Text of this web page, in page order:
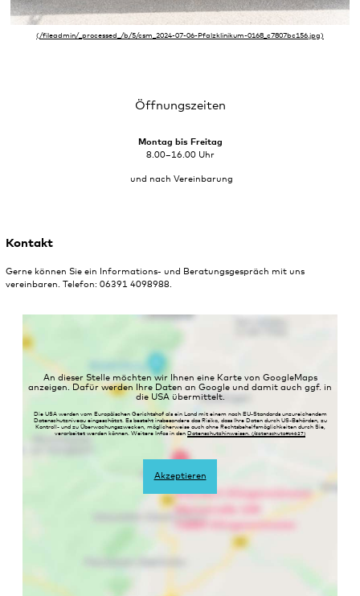
Öffnungszeiten
Montag bis Freitag
8.00–16.00 Uhr
und nach Vereinbarung
Kontakt
Gerne können Sie ein Informations- und Beratungsgespräch mit uns
vereinbaren. Telefon: 06391 4098988.
An dieser Stelle möchten wir Ihnen eine Karte von GoogleMaps
anzeigen. Dafür werden Ihre Daten an Google und damit auch ggf. in
die USA übermittelt.
Die USA werden vom Europäischen Gerichtshof als ein Land mit einem nach EU-Standards unzureichendem
Datenschutzniveau eingeschätzt. Es besteht insbesondere das Risiko, dass Ihre Daten durch US-Behörden, zu
Kontroll- und zu Überwachungszwecken, möglicherweise auch ohne Rechtsbehelfsmöglichkeiten durch Sie,
verarbeitet werden können. Weitere Infos in den Datenschutzhinweisen.
Akzeptieren